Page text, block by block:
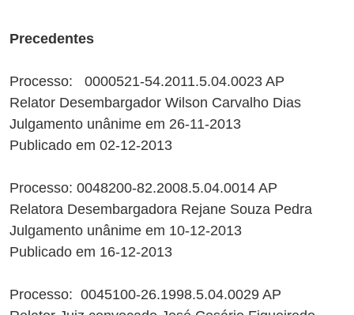
Precedentes
Processo: 0000521-54.2011.5.04.0023 AP
Relator Desembargador Wilson Carvalho Dias
Julgamento unânime em 26-11-2013
Publicado em 02-12-2013
Processo: 0048200-82.2008.5.04.0014 AP
Relatora Desembargadora Rejane Souza Pedra
Julgamento unânime em 10-12-2013
Publicado em 16-12-2013
Processo: 0045100-26.1998.5.04.0029 AP